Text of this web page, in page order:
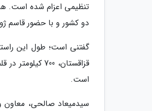
دو کشور و با حضور قاسم
است.
سیدمیعاد صالحی، معاون